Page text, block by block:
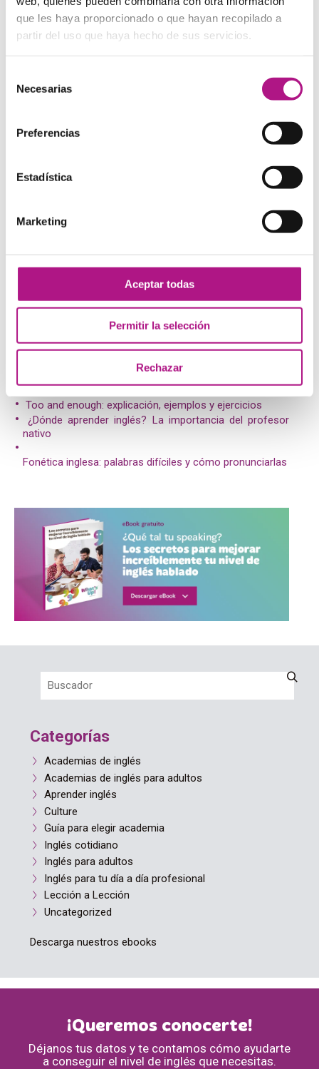
que les haya proporcionado o que hayan recopilado a
partir del uso que haya hecho de sus servicios.
Necesarias
Preferencias
Estadística
Marketing
Aceptar todas
Permitir la selección
Rechazar
practicar!
In the picture, you can see a dog chasing a big blue ball.
grande y azul.
? — ¿Cómo de grande es el perro?
pequeño encima de la mesa.
? — ¿Dónde está el libro
All the chairs are facing the window
. — Todas las sillas
están de cara a la ventana.
There is a large garden behind the house
. — Hay un
jardín grande detrás de la casa.
jardín?
There is a tall girl sitting beside the two small boys. —
Hay una chica alta sentada cerca de los dos niños
pequeños.
sentada a su izquierda o a su derecha?
Too and enough: explicación, ejemplos y ejercicios
¿Dónde aprender inglés? La importancia del profesor
nativo
Fonética inglesa: palabras difíciles y cómo pronunciarlas
Categorías
Academias de inglés
Academias de inglés para adultos
Aprender inglés
Culture
Guía para elegir academia
Inglés cotidiano
Inglés para adultos
Inglés para tu día a día profesional
Lección a Lección
Uncategorized
Descarga nuestros ebooks
¡Queremos conocerte!
Déjanos tus datos y te contamos cómo ayudarte
a conseguir el nivel de inglés que necesitas.